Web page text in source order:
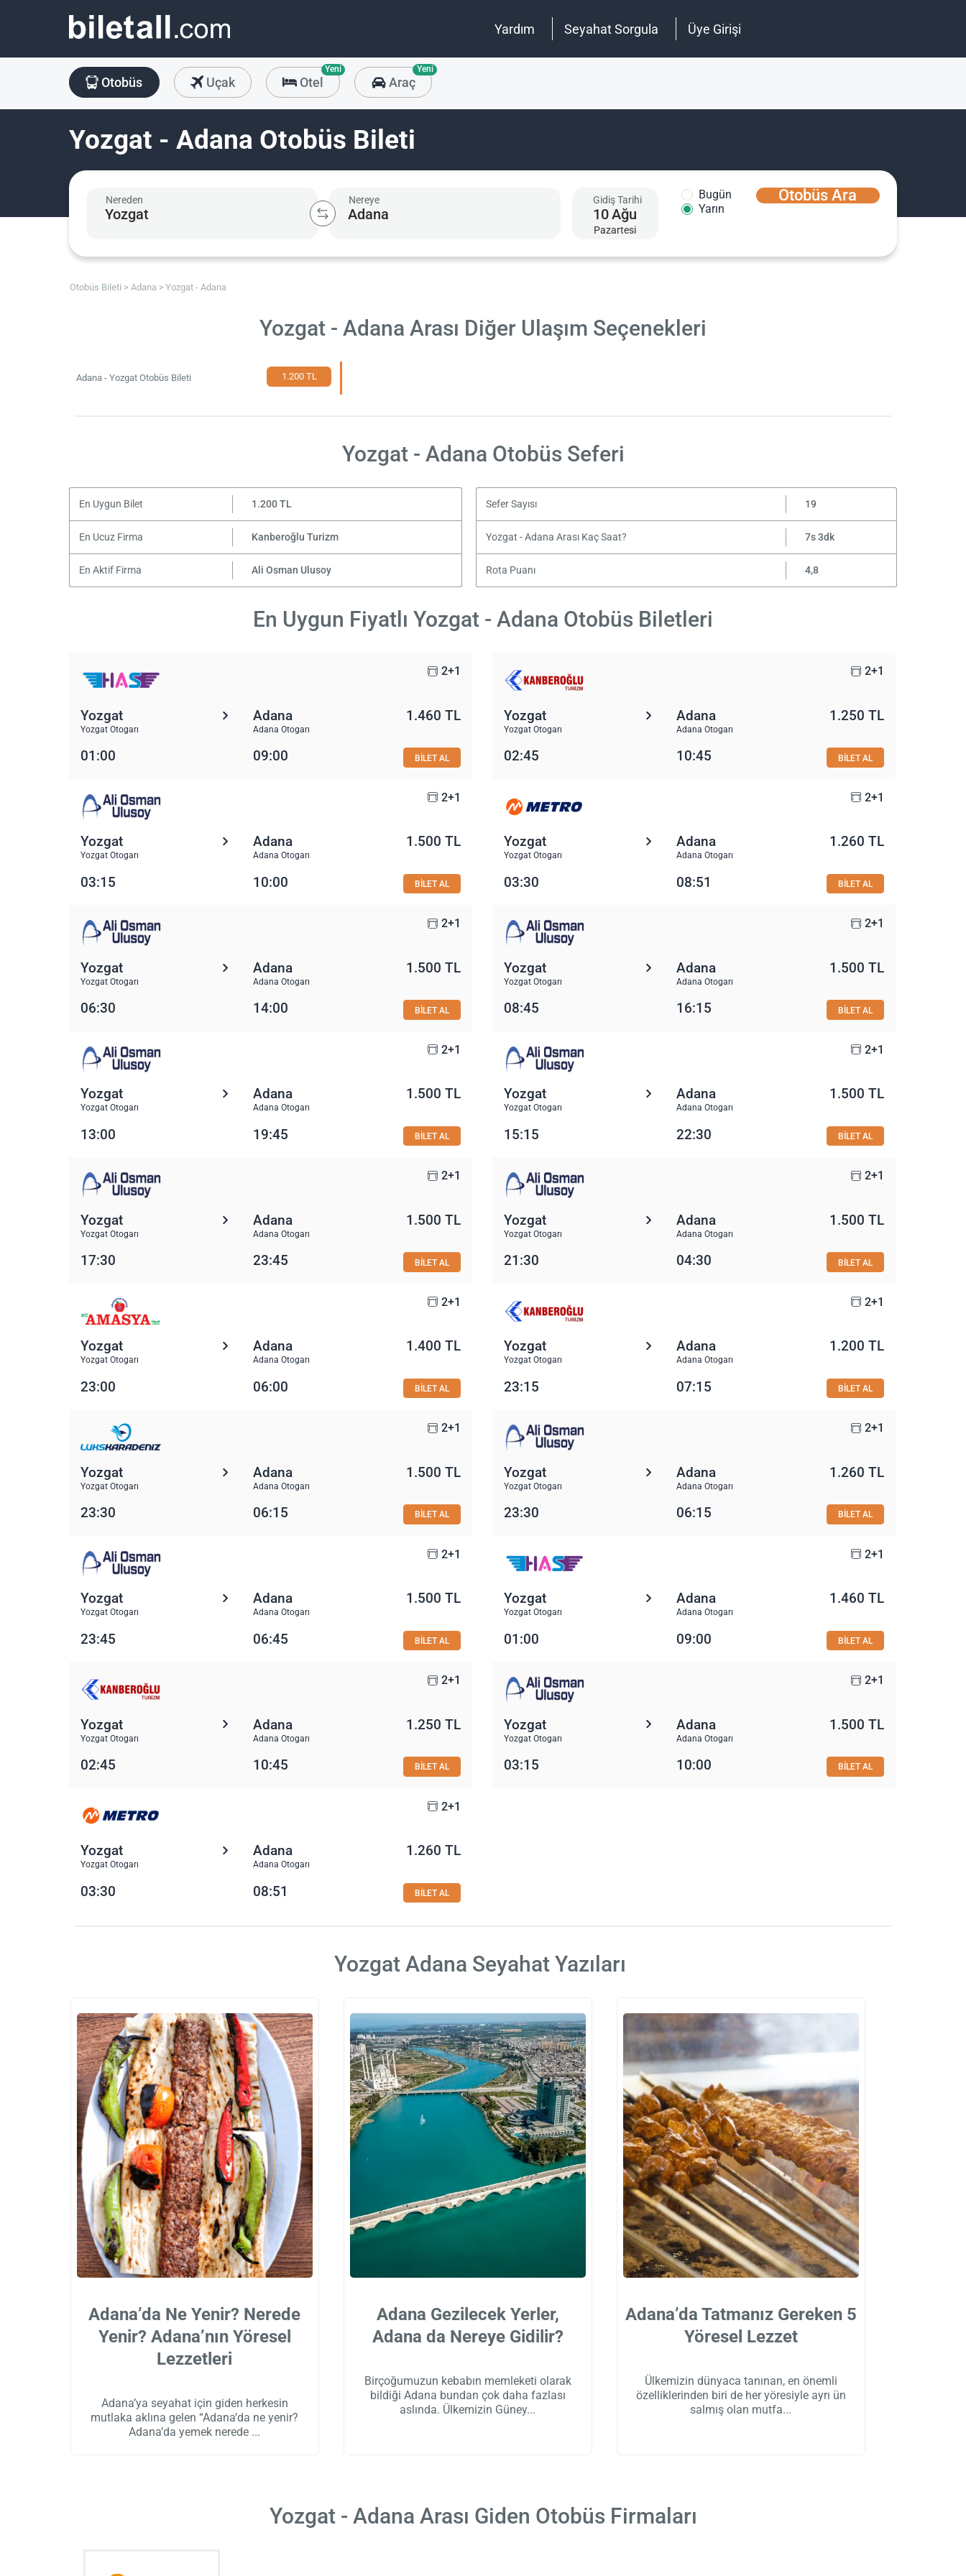
Yardım Seyahat Sorgula Üye Girişi
Otobüs Uçak Otel
Yeni
Araç
Yeni
Yozgat - Adana Otobüs Bileti
Nereden Nereye Gidiş Tarihi
10Ağu
Pazartesi
Bugün
Yarın
Otobüs Ara
Otobüs Bileti Adana Yozgat - Adana
Yozgat - Adana Arası Diğer Ulaşım Seçenekleri
Adana - Yozgat Otobüs Bileti 1.200 TL
Yozgat - Adana Otobüs Seferi
En Uygun Bilet 1.200 TL Sefer Sayısı 19
En Ucuz Firma Kanberoğlu Turizm Yozgat - Adana Arası Kaç Saat? 7s 3dk
En Aktif Firma Ali Osman Ulusoy Rota Puanı 4,8
En Uygun Fiyatlı Yozgat - Adana Otobüs Biletleri
2+1
Yozgat
Yozgat Otogarı
Adana
Adana Otogarı
1.460 TL
01:00 09:00 BİLET AL
2+1
Yozgat
Yozgat Otogarı
Adana
Adana Otogarı
1.250 TL
02:45 10:45 BİLET AL
2+1
Yozgat
Yozgat Otogarı
Adana
Adana Otogarı
1.500 TL
03:15 10:00 BİLET AL
2+1
Yozgat
Yozgat Otogarı
Adana
Adana Otogarı
1.260 TL
03:30 08:51 BİLET AL
2+1
Yozgat
Yozgat Otogarı
Adana
Adana Otogarı
1.500 TL
06:30 14:00 BİLET AL
2+1
Yozgat
Yozgat Otogarı
Adana
Adana Otogarı
1.500 TL
08:45 16:15 BİLET AL
2+1
Yozgat
Yozgat Otogarı
Adana
Adana Otogarı
1.500 TL
13:00 19:45 BİLET AL
2+1
Yozgat
Yozgat Otogarı
Adana
Adana Otogarı
1.500 TL
15:15 22:30 BİLET AL
2+1
Yozgat
Yozgat Otogarı
Adana
Adana Otogarı
1.500 TL
17:30 23:45 BİLET AL
2+1
Yozgat
Yozgat Otogarı
Adana
Adana Otogarı
1.500 TL
21:30 04:30 BİLET AL
2+1
Yozgat
Yozgat Otogarı
Adana
Adana Otogarı
1.400 TL
23:00 06:00 BİLET AL
2+1
Yozgat
Yozgat Otogarı
Adana
Adana Otogarı
1.200 TL
23:15 07:15 BİLET AL
2+1
Yozgat
Yozgat Otogarı
Adana
Adana Otogarı
1.500 TL
23:30 06:15 BİLET AL
2+1
Yozgat
Yozgat Otogarı
Adana
Adana Otogarı
1.260 TL
23:30 06:15 BİLET AL
2+1
Yozgat
Yozgat Otogarı
Adana
Adana Otogarı
1.500 TL
23:45 06:45 BİLET AL
2+1
Yozgat
Yozgat Otogarı
Adana
Adana Otogarı
1.460 TL
01:00 09:00 BİLET AL
2+1
Yozgat
Yozgat Otogarı
Adana
Adana Otogarı
1.250 TL
02:45 10:45 BİLET AL
2+1
Yozgat
Yozgat Otogarı
Adana
Adana Otogarı
1.500 TL
03:15 10:00 BİLET AL
2+1
Yozgat
Yozgat Otogarı
Adana
Adana Otogarı
1.260 TL
03:30 08:51 BİLET AL
Yozgat Adana Seyahat Yazıları
Adana’da Ne Yenir? Nerede
Yenir? Adana’nın Yöresel
Lezzetleri
Adana’ya seyahat için giden herkesin
mutlaka aklına gelen “Adana’da ne yenir?
Adana’da yemek nerede
Adana Gezilecek Yerler,
Adana da Nereye Gidilir?
Birçoğumuzun kebabın memleketi olarak
bildiği Adana bundan çok daha fazlası
aslında. Ülkemizin Güney
Adana’da Tatmanız Gereken 5
Yöresel Lezzet
Ülkemizin dünyaca tanınan, en önemli
özelliklerinden biri de her yöresiyle ayrı ün
salmış olan mutfa
Yozgat - Adana Arası Giden Otobüs Firmaları